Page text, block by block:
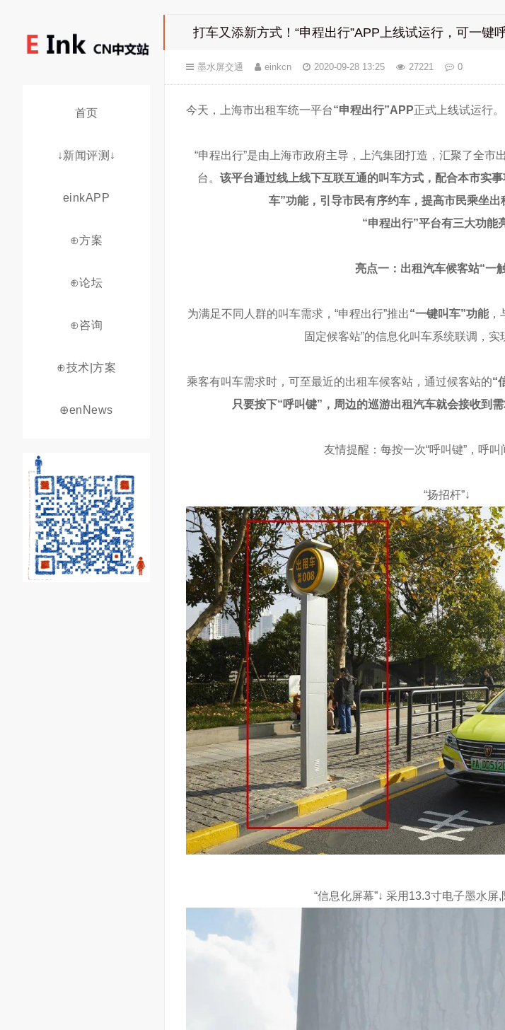
首页
↓新闻评测↓
einkAPP
⊕方案
⊕论坛
⊕咨询
⊕技术|方案
⊕enNews
打车又添新方式！“申程出行”APP上线试运行，可一键
墨水屏交通 einkcn 2020-09-28 13:25 27221 0
今天，上海市出租车统一平台“申程出行”APP正式上线试运行。
“申程出行”是由上海市政府主导，上汽集团打造，汇聚了全市
台。 该平台通过线上线下互联互通的叫车方式，配合本市实
车”功能，引导市民有序约车，提高市民乘坐
“申程出行”平台有三大功能
亮点一： 出租汽车候客站“一
为满足不同人群的叫车需求，“申程出行”推出“一键叫车”功能，
固定候客站”的信息化叫车系统联调，实
乘客有叫车需求时，可至最近的出租车候客站，通过候客站的“
只要按下“呼叫键”，周边的巡游出租汽车就会接收到
友情提醒：每按一次“呼叫键”，呼叫
“扬招杆”↓
“信息化屏幕”↓ 采用13.3寸电子墨水屏